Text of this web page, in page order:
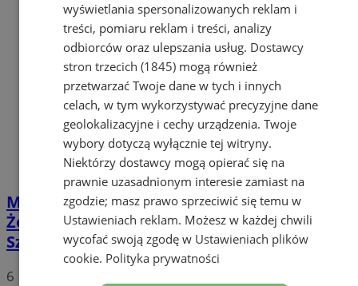
Mikołajkowy Turniej Przedszkolaków w
Żorach – radość i bezpieczeństwo z
Sznupkiem i dzielnicowym
6
wyświetlania spersonalizowanych reklam i
treści, pomiaru reklam i treści, analizy
odbiorców oraz ulepszania usług. Dostawcy
stron trzecich (1845) mogą również
przetwarzać Twoje dane w tych i innych
celach, w tym wykorzystywać precyzyjne dane
geolokalizacyjne i cechy urządzenia. Twoje
wybory dotyczą wyłącznie tej witryny.
Niektórzy dostawcy mogą opierać się na
prawnie uzasadnionym interesie zamiast na
zgodzie; masz prawo sprzeciwić się temu w
Ustawieniach reklam. Możesz w każdej chwili
wycofać swoją zgodę w Ustawieniach plików
cookie. Polityka prywatności